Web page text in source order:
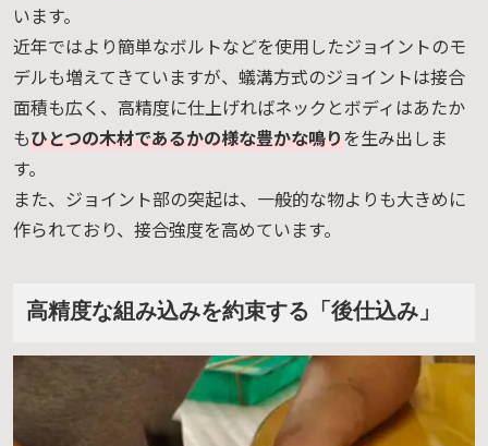
います。
近年ではより簡単なボルトなどを使用したジョイントのモ
デルも増えてきていますが、蟻溝方式のジョイントは接合
面積も広く、高精度に仕上げればネックとボディはあたか
もひとつの木材であるかの様な豊かな鳴り を生み出しま
す。
また、ジョイント部の突起は、一般的な物よりも大きめに
作られており、接合強度を高めています。
高精度な組み込みを約束する「後仕込み」